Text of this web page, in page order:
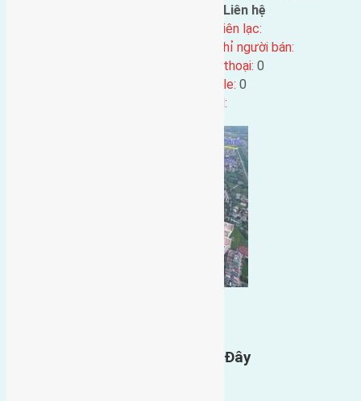
Liên hệ
Tên liên lạc:
Địa chỉ người bán:
Điện thoại: 0
Mobile: 0
Email:
Gửi Tin Nhắn Cho Chúng Tôi Ở Đây